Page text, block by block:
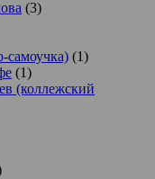
(3)
самоучка) (1)
(1)
(коллежский